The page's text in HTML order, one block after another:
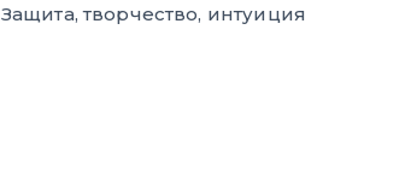
Защита, творчество, интуиция